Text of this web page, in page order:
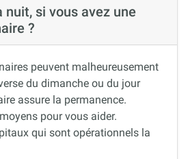
nuit, si vous avez une
?
peuvent malheureusement
du dimanche ou du jour
assure la permanence.
pour vous aider.
qui sont opérationnels la